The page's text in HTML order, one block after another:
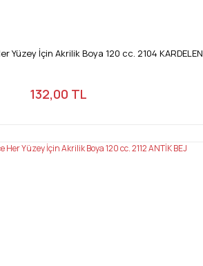
Yüzey İçin Akrilik Boya 120 cc. 2104 KARDELEN
132,00 TL